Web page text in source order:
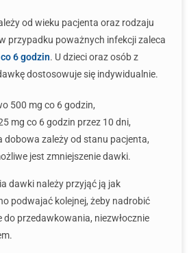
od wieku pacjenta oraz rodzaju
przypadku poważnych infekcji zaleca
6 godzin. U dzieci oraz osób z
dostosowuje się indywidualnie.
500 mg co 6 godzin,
mg co 6 godzin przez 10 dni,
dobowa zależy od stanu pacjenta,
jest zmniejszenie dawki.
dawki należy przyjąć ją jak
podwajać kolejnej, żeby nadrobić
do przedawkowania, niezwłocznie